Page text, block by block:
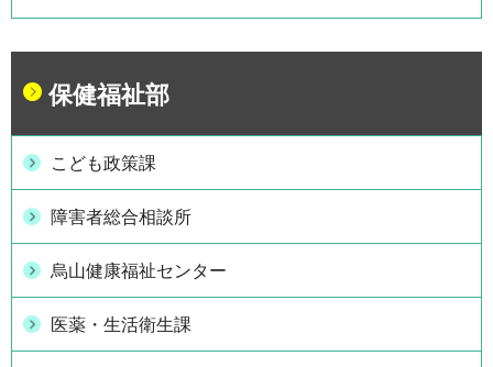
保健福祉部
こども政策課
障害者総合相談所
烏山健康福祉センター
医薬・生活衛生課